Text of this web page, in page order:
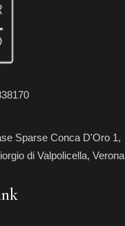
Sparse Conca D'Oro 1,
di Valpolicella, Verona